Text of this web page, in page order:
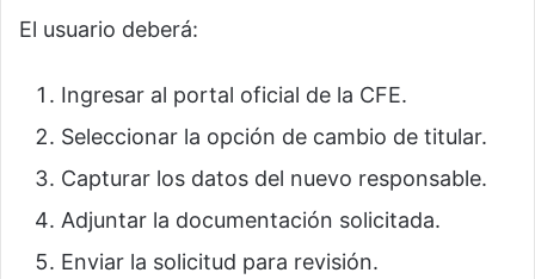
El usuario deberá:
Ingresar al portal oficial de la CFE.
Seleccionar la opción de cambio de titular.
Capturar los datos del nuevo responsable.
Adjuntar la documentación solicitada.
Enviar la solicitud para revisión.